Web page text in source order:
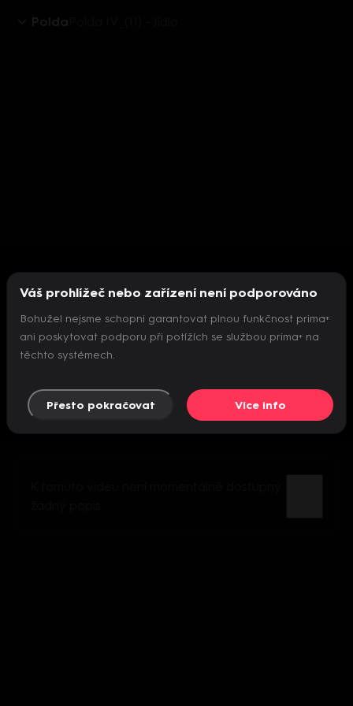
Polda
Nepodařilo se inicializovat přehrávač
Váš prohlížeč nebo zařízení není podporováno
Bohužel nejsme schopni garantovat plnou funkčnost prima+
ani poskytovat podporu při potížích se službou prima+ na
těchto systémech.
Přesto pokračovat Více info